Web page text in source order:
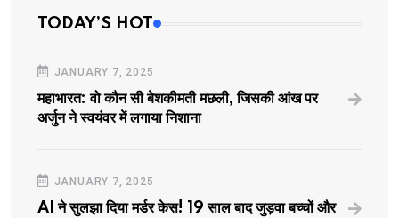
TODAY’S HOT
JANUARY 7, 2025
महाभारत: वो कौन सी बेशकीमती मछली, जिसकी आंख पर
अर्जुन ने स्वयंवर में लगाया निशाना
JANUARY 7, 2025
AI ने सुलझा दिया मर्डर केस! 19 साल बाद जुड़वा बच्चों और